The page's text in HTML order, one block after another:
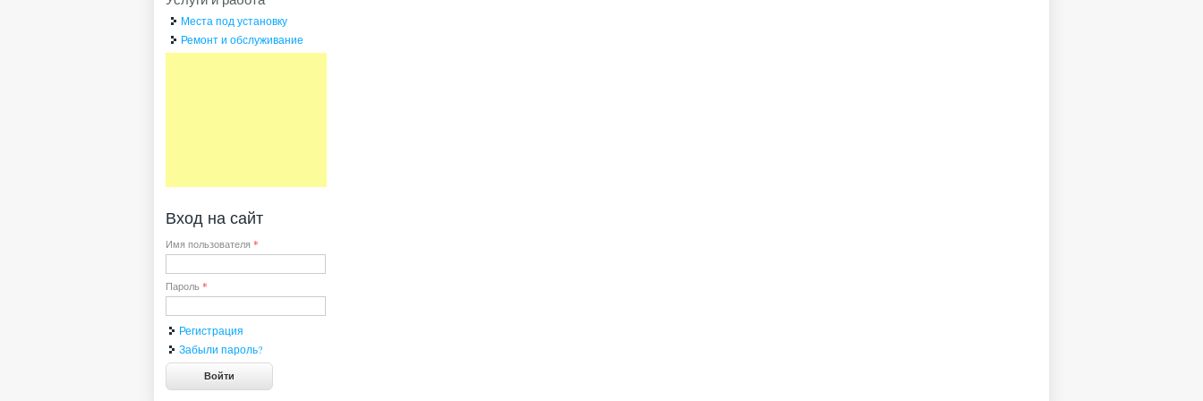
Места под установку
Ремонт и обслуживание
Вход на сайт
Имя пользователя *
Пароль *
Регистрация
Забыли пароль?